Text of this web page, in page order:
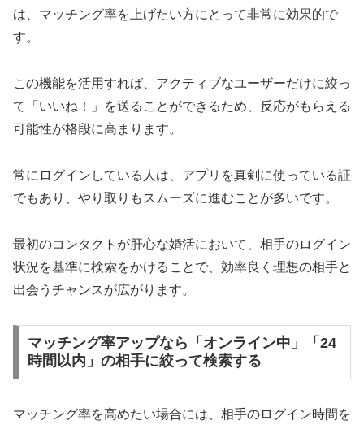
は、マッチング率を上げたい方にとって非常に効果的で
す。
この機能を活用すれば、アクティブなユーザーだけに絞っ
て「いいね！」を送ることができるため、反応がもらえる
可能性が格段に高まります。
常にログインしている人は、アプリを真剣に使っている証
でもあり、やり取りもスムーズに進むことが多いです。
最初のコンタクトが肝心な婚活において、相手のログイン
状況を基準に検索をかけることで、効率良く理想の相手と
出会うチャンスが広がります。
マッチング率アップなら「オンライン中」「24
時間以内」の相手に絞って検索する
マッチング率を高めたい場合には、相手のログイン時間を